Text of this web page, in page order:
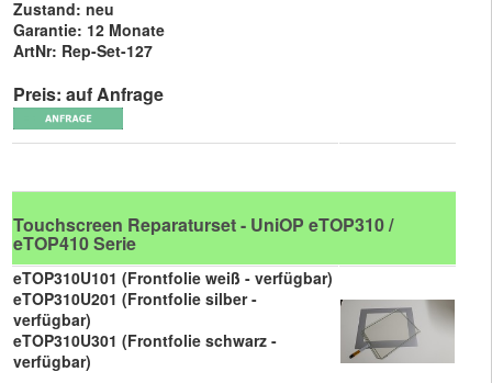
Zustand: neu
Garantie: 12 Monate
ArtNr: Rep-Set-127
Preis: auf Anfrage
Touchscreen Reparaturset - UniOP eTOP310 /
eTOP410 Serie
eTOP310U101 (Frontfolie weiß - verfügbar)
eTOP310U201 (Frontfolie silber -
verfügbar)
eTOP310U301 (Frontfolie schwarz -
verfügbar)